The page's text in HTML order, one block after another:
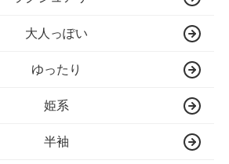
大人っぽい
ゆったり
姫系
半袖